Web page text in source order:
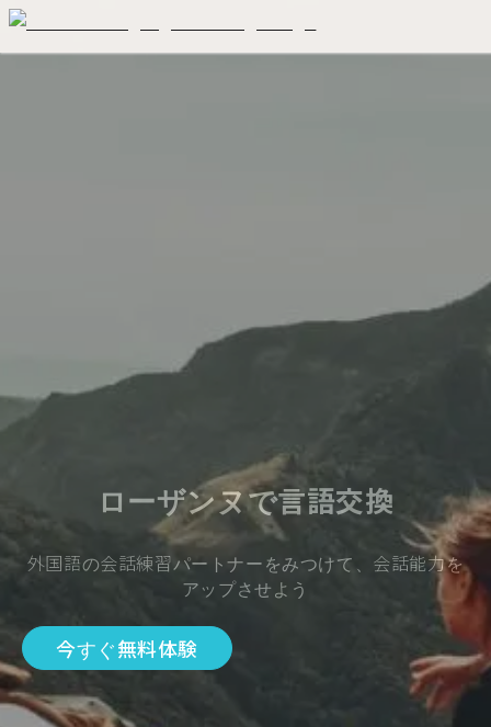
ローザンヌで言語交換
外国語の会話練習パートナーをみつけて、会話能力を
アップさせよう
今すぐ無料体験